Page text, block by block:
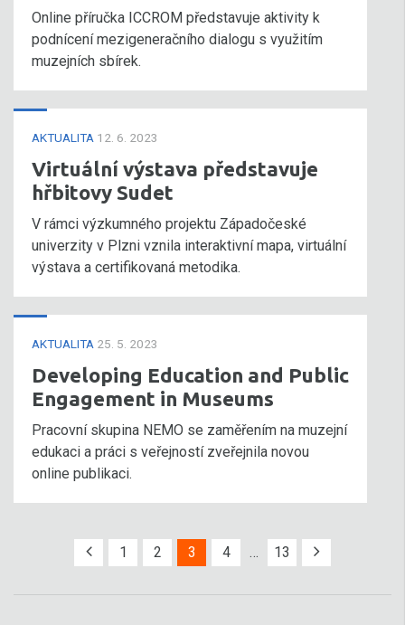
Online příručka ICCROM představuje aktivity k
podnícení mezigeneračního dialogu s využitím
muzejních sbírek.
AKTUALITA 12. 6. 2023
Virtuální výstava představuje
hřbitovy Sudet
V rámci výzkumného projektu Západočeské
univerzity v Plzni vznila interaktivní mapa, virtuální
výstava a certifikovaná metodika.
AKTUALITA 25. 5. 2023
Developing Education and Public
Engagement in Museums
Pracovní skupina NEMO se zaměřením na muzejní
edukaci a práci s veřejností zveřejnila novou
online publikaci.
1 2 3 4 … 13